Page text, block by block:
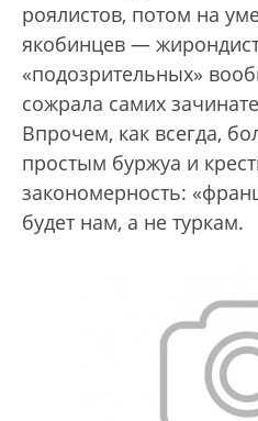
роялистов, потом на
якобинцев —
«подозрительных»
сожрала самих
Впрочем, как всегда,
простым буржуа и
закономерность:
будет нам, а не туркам.